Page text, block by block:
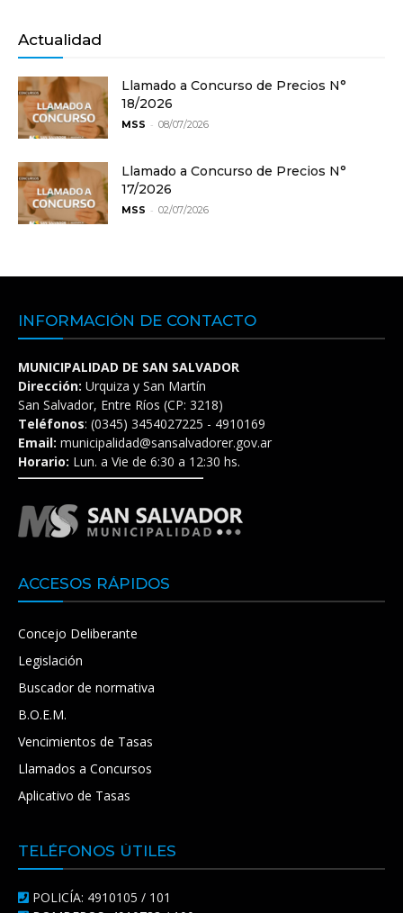
Actualidad
Llamado a Concurso de Precios N°
18/2026
MSS - 08/07/2026
Llamado a Concurso de Precios N°
17/2026
MSS - 02/07/2026
INFORMACIÓN DE CONTACTO
MUNICIPALIDAD DE SAN SALVADOR
Dirección: Urquiza y San Martín
San Salvador, Entre Ríos (CP: 3218)
Teléfonos: (0345) 3454027225 - 4910169
Email: municipalidad@sansalvadorer.gov.ar
Horario: Lun. a Vie de 6:30 a 12:30 hs.
ACCESOS RÁPIDOS
Concejo Deliberante
Legislación
Buscador de normativa
B.O.E.M.
Vencimientos de Tasas
Llamados a Concursos
Aplicativo de Tasas
TELÉFONOS ÚTILES
POLICÍA: 4910105 / 101